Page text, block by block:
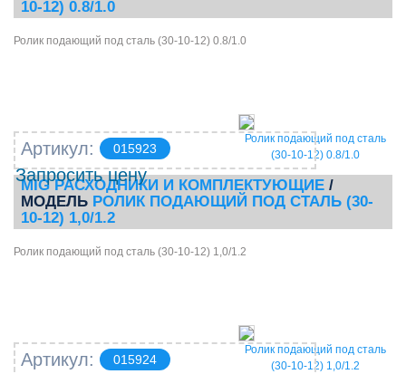
10-12) 0.8/1.0
Ролик подающий под сталь (30-10-12) 0.8/1.0
Ролик подающий под сталь
(30-10-12) 0.8/1.0
Артикул: 015923
Запросить цену
MIG РАСХОДНИКИ И КОМПЛЕКТУЮЩИЕ /
МОДЕЛЬ РОЛИК ПОДАЮЩИЙ ПОД СТАЛЬ (30-
10-12) 1,0/1.2
Ролик подающий под сталь (30-10-12) 1,0/1.2
Ролик подающий под сталь
(30-10-12) 1,0/1.2
Артикул: 015924